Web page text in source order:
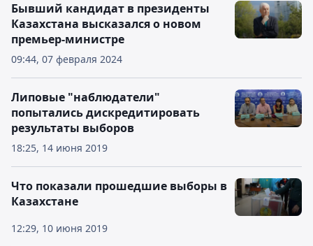
09:44, 07 февраля 2024
Бывший кандидат в президенты
Казахстана высказался о новом
премьер-министре
18:25, 14 июня 2019
Липовые "наблюдатели"
попытались дискредитировать
результаты выборов
12:29, 10 июня 2019
Что показали прошедшие выборы в
Казахстане